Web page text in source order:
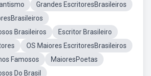
Grandes EscritoresBrasileiros
Brasileiros
Escritor Brasileiro
OS Maiores EscritoresBrasileiros
Famosos
MaioresPoetas
Do Brasil